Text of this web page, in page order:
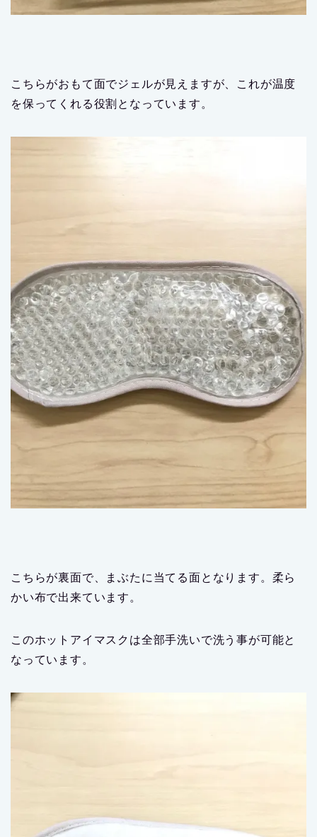
こちらがおもて面でジェルが見えますが、これが温度
を保ってくれる役割となっています。
こちらが裏面で、まぶたに当てる面となります。柔ら
かい布で出来ています。
このホットアイマスクは全部手洗いで洗う事が可能と
なっています。